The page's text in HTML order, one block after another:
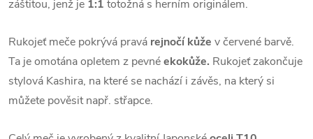
záštitou, jenž je 1:1 totožná s herním originálem.
Rukojeť meče pokrývá pravá rejnočí kůže v červené barvě.
Ta je omotána opletem z pevnéekokůže. Rukojeť zakončuje
stylová Kashira, na které se nachází i závěs, na který si
můžete pověsit např. střapce.